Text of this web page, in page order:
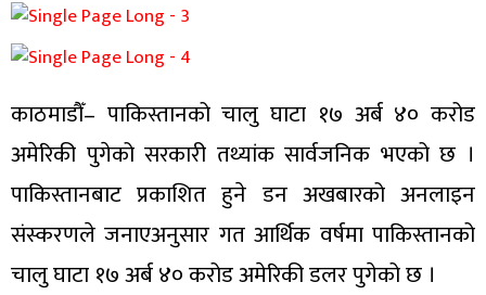
काठमाडौँ– पाकिस्तानको चालु घाटा १७ अर्ब ४० करोड
अमेरिकी पुगेको सरकारी तथ्यांक सार्वजनिक भएको छ ।
पाकिस्तानबाट प्रकाशित हुने डन अखबारको अनलाइन
संस्करणले जनाएअनुसार गत आर्थिक वर्षमा पाकिस्तानको
चालु घाटा १७ अर्ब ४० करोड अमेरिकी डलर पुगेको छ ।